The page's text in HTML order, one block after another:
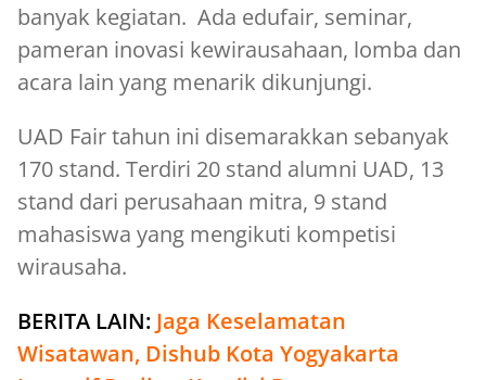
banyak kegiatan. Ada edufair, seminar,
pameran inovasi kewirausahaan, lomba dan
acara lain yang menarik dikunjungi.
UAD Fair tahun ini disemarakkan sebanyak
170 stand. Terdiri 20 stand alumni UAD, 13
stand dari perusahaan mitra, 9 stand
mahasiswa yang mengikuti kompetisi
wirausaha.
BERITA LAIN: Jaga Keselamatan
Wisatawan, Dishub Kota Yogyakarta